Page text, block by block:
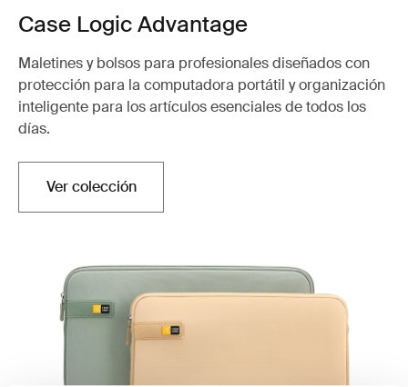
Case Logic Advantage
Maletines y bolsos para profesionales diseñados con
protección para la computadora portátil y organización
inteligente para los artículos esenciales de todos los
días.
Ver colección